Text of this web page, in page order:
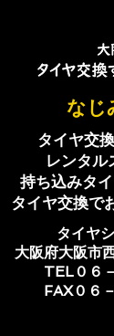
なじ
タイヤ交
レンタル
持ち込みタ
タイヤ交換で
タイヤ
大阪府大阪市
TEL０６
​FAX０６